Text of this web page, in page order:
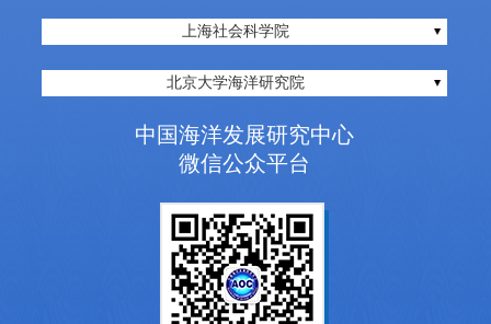
上海社会科学院
北京大学海洋研究院
中国海洋发展研究中心
微信公众平台